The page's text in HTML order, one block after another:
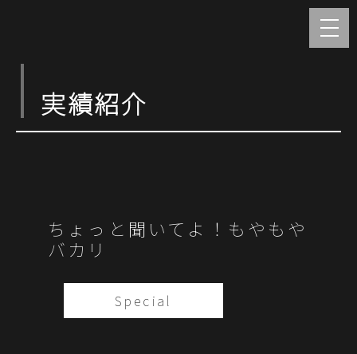
実績紹介
ちょっと聞いてよ！もやもや
バカリ
Special